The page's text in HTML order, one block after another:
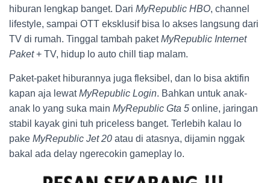
hiburan lengkap banget. Dari MyRepublic HBO, channel
lifestyle, sampai OTT eksklusif bisa lo akses langsung dari
TV di rumah. Tinggal tambah paketMyRepublic Internet
Paket+ TV, hidup lo auto chill tiap malam.
Paket-paket hiburannya juga fleksibel, dan lo bisa aktifin
kapan aja lewatMyRepublic Login. Bahkan untuk anak-
anak lo yang suka main MyRepublic Gta 5 online, jaringan
stabil kayak gini tuh priceless banget. Terlebih kalau lo
pake MyRepublic Jet 20 atau di atasnya, dijamin nggak
bakal ada delay ngerecokin gameplay lo.